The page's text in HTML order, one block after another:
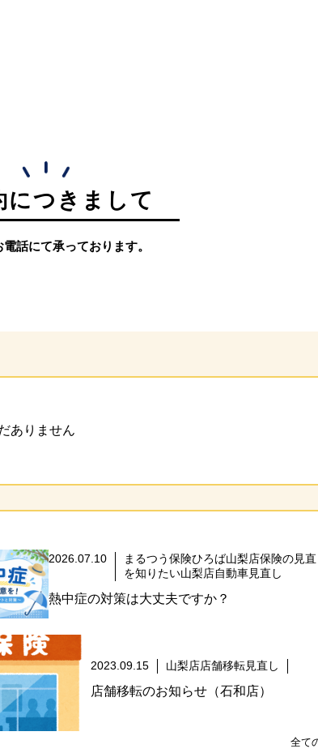
につきまして
話にて承っております。
ありません
2026.07.10
まるつう保険ひろば山梨店保険の見
を知りたい山梨店自動車見直し
熱中症の対策は大丈夫ですか？
2023.09.15 山梨店店舗移転見直し
店舗移転のお知らせ（石和店）
全て